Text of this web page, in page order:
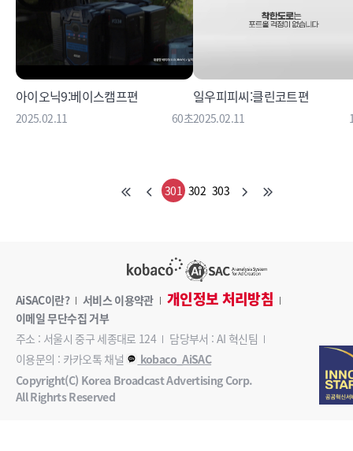
아이오닉9:베이스캠프편
2025.02.11 60초
일우피피씨:클린코트편
2025.02.11
301 302 303
AiSAC이란? 서비스 이용약관 개인정보 처리방침
이메일 무단수집 거부
주소 : 서울시 중구 세종대로 124
담당부서 : AI 혁신팀
이용문의 : 카카오톡 채널
kobaco_AiSAC
Copyright(C) Korea Broadcast Advertising Corp.
All Righrts Reserved